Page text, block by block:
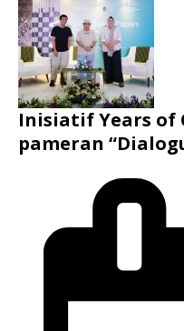
Inisiatif Years of
pameran